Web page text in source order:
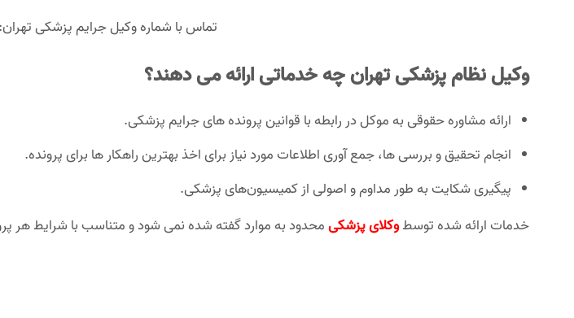
تماس با شماره وکیل جرایم پزشکی تهران:
وکیل نظام پزشکی تهران چه خدماتی ارائه می دهند؟
ارائه مشاوره حقوقی به موکل در رابطه با قوانین پرونده های جرایم پزشکی.
انجام تحقیق و بررسی ها، جمع آوری اطلاعات مورد نیاز برای اخذ بهترین راهکار ها برای پرونده.
پیگیری شکایت‌ به طور مداوم و اصولی از کمیسیون‌های پزشکی.
خدمات ارائه شده توسطوکلای پزشکیمحدود به موارد گفته شده نمی شود و متناسب با شرایط هر